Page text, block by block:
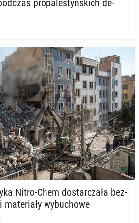
pro­pa­le­styń­skich de­
Nitro-Chem do­star­cza­ła bez­
wy­bu­cho­we